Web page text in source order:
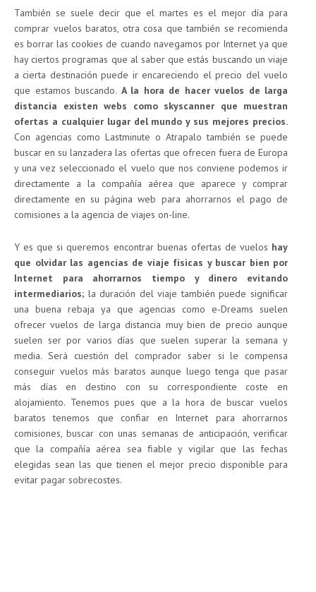
También se suele decir que el martes es el mejor día para
comprar vuelos baratos, otra cosa que también se recomienda
es borrar las cookies de cuando navegamos por Internet ya que
hay ciertos programas que al saber que estás buscando un viaje
a cierta destinación puede ir encareciendo el precio del vuelo
que estamos buscando. A la hora de hacer vuelos de larga
distancia existen webs como skyscanner que muestran
ofertas a cualquier lugar del mundo y sus mejores precios.
Con agencias como Lastminute o Atrapalo también se puede
buscar en su lanzadera las ofertas que ofrecen fuera de Europa
y una vez seleccionado el vuelo que nos conviene podemos ir
directamente a la compañía aérea que aparece y comprar
directamente en su página web para ahorrarnos el pago de
comisiones a la agencia de viajes on-line.
Y es que si queremos encontrar buenas ofertas de vuelos hay
que olvidar las agencias de viaje físicas y buscar bien por
Internet para ahorrarnos tiempo y dinero evitando
intermediarios; la duración del viaje también puede significar
una buena rebaja ya que agencias como e-Dreams suelen
ofrecer vuelos de larga distancia muy bien de precio aunque
suelen ser por varios días que suelen superar la semana y
media. Será cuestión del comprador saber si le compensa
conseguir vuelos más baratos aunque luego tenga que pasar
más días en destino con su correspondiente coste en
alojamiento. Tenemos pues que a la hora de buscar vuelos
baratos tenemos que confiar en Internet para ahorrarnos
comisiones, buscar con unas semanas de anticipación, verificar
que la compañía aérea sea fiable y vigilar que las fechas
elegidas sean las que tienen el mejor precio disponible para
evitar pagar sobrecostes.